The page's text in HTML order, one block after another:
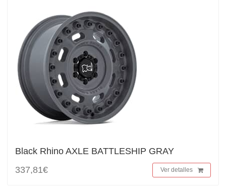
Black Rhino AXLE BATTLESHIP GRAY
337,81€
Ver detalles